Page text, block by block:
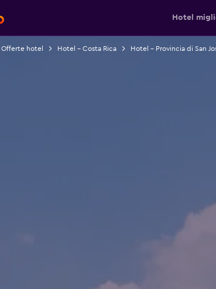
Hotel
Offerte hotel Hotel - Costa Rica Hotel - Provincia di San